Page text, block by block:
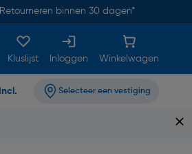
Retourneren binnen 30 dagen*
Kluslijst Inloggen Winkelwagen
Incl. Selecteer een vestiging